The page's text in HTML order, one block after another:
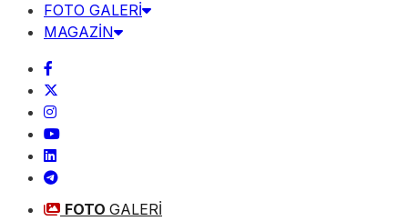
FOTO GALERİ
MAGAZİN
FOTO GALERİ